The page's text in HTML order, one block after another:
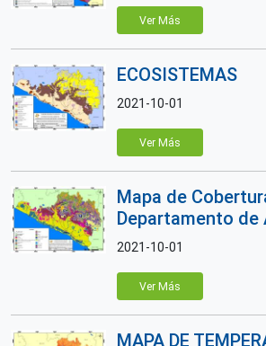
Ver Más
ECOSISTEMAS
2021-10-01
Ver Más
Mapa de
Departamento de
2021-10-01
Ver Más
MAPA DE